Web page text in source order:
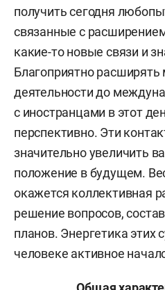
получить сегодня
связанные с
какие-то новые связи и
Благоприятно
деятельности до
с иностранцами в этот
перспективно. Эти
значительно увеличить
положение в будущем.
окажется коллективная
решение вопросов,
планов. Энергетика этих
человеке активное